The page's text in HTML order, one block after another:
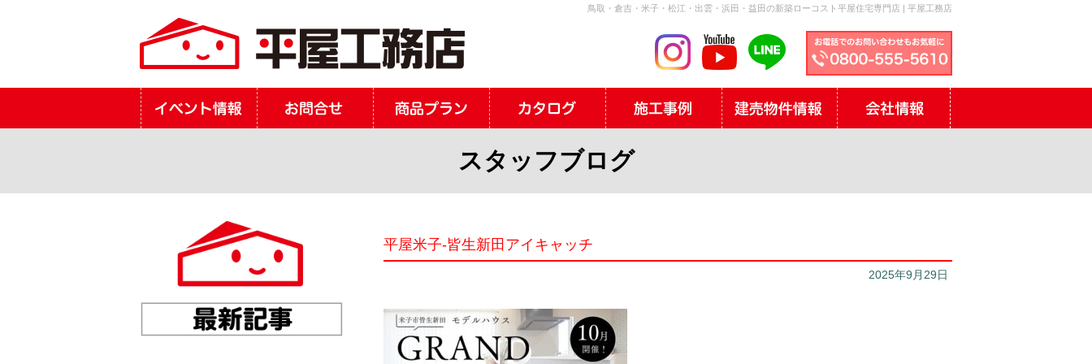
鳥取・倉吉・米子・松江・出雲・浜田・益田の新築ローコスト平屋住宅専門店 | 平屋工務店
スタッフブログ
平屋米子-皆生新田アイキャッチ
2025年9月29日